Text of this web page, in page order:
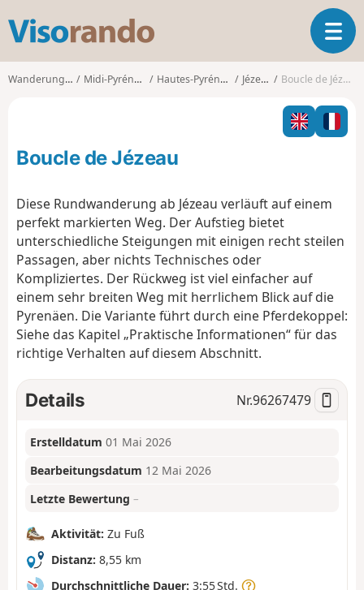
s
o
o
T
o
g
l
n
t
n
Wanderungen Midi-Pyrénées Hautes-Pyrénées Jézeau Boucle de Jézeau
Boucle de Jézeau
Diese Rundwanderung ab Jézeau verläuft auf einem
perfekt markierten Weg. Der Aufstieg bietet
unterschiedliche Steigungen mit einigen recht steilen
Passagen, aber nichts Technisches oder
Kompliziertes. Der Rückweg ist viel einfacher auf
einem sehr breiten Weg mit herrlichem Blick auf die
Pyrenäen. Die Variante führt durch eine Pferdekoppel:
Siehe das Kapitel „Praktische Informationen“ für das
richtige Verhalten auf diesem Abschnitt.
Details Nr.96267479
Erstelldatum 01 Mai 2026
Bearbeitungsdatum 12 Mai 2026
Letzte Bewertung –
Aktivität: Zu Fuß
Distanz: 8,55 km
Durchschnittliche Dauer: 3:55 Std.